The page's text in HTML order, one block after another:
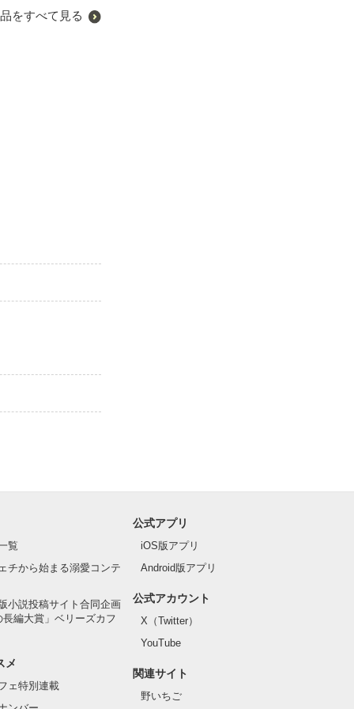
をすべて見る
覧
チから始まる溺愛コンテ
小説投稿サイト合同企画
長編大賞」ベリーズカフ
メ
ェ特別連載
公式アプリ
iOS版アプリ
Android版アプリ
公式アカウント
X（Twitter）
YouTube
関連サイト
野いちご